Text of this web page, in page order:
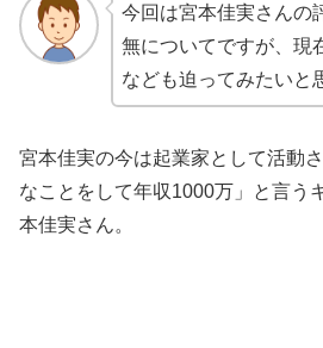
今回は宮本佳実さんの
無についてですが、現
なども迫ってみたいと
宮本佳実の今は起業家として活動
なことをして年収1000万」と言う
本佳実さん。